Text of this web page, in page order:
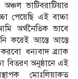
ভাটিবরাটিয়ার
পেয়েছি এই বাচ্চা
অর্থনৈতিক ভাবে
করেই আস্তে আস্তে
ধন্যবাদ ব্র্যাক
বিতরণ অনুষ্ঠানে এই
মোঃলিয়াকত